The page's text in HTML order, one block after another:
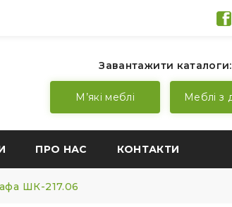
Завантажити каталоги:
М’які меблі Меблі з
ПРО НАС КОНТАКТИ
ШК-217.06